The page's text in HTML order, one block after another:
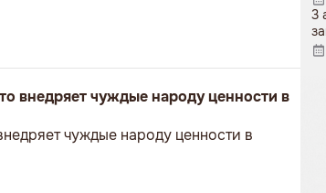
внедряет чуждые народу ценности в
чуждые народу ценности в
3